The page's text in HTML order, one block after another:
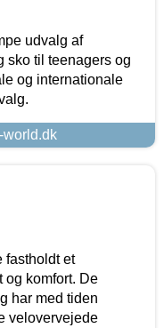
udvalg af
sko til teenagers og
og internationale
world.dk
fastholdt et
og komfort. De
har med tiden
velovervejede